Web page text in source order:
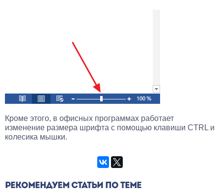
Кроме этого, в офисных программах работает
изменение размера шрифта с помощью клавиши CTRL и
колесика мышки.
РЕКОМЕНДУЕМ СТАТЬИ ПО ТЕМЕ